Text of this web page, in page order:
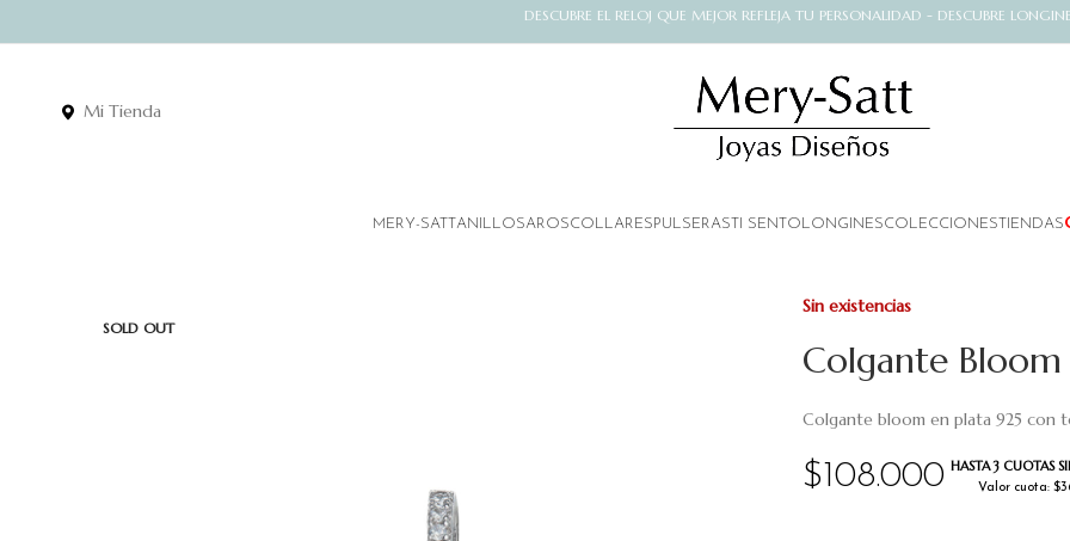
DESCUBRE EL RELOJ QUE MEJOR REFLEJA TU PERSONALIDAD - DESCUBRE
Mi Tienda
MERY-SATTANILLOSAROSCOLLARES PULSERASTI SENTO LONGINESCOLECCIONESTIENDAS
SOLD OUT
Colgante
$108.000 HASTA 3 CUOTAS
Valor cuota:
Colgante bloom en plata 925 con
Sin existencias